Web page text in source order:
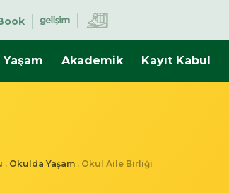
Akademik Kayıt Kabul
. Okulda Yaşam . Okul Aile Birliği